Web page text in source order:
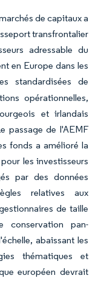
de capitaux a
transfrontalier
adressable du
en Europe dans les
standardisées de
opérationnelles,
et irlandais
passage de l'AEMF
fonds a amélioré la
les investisseurs
par des données
relatives aux
de taille
conservation pan-
abaissant les
thématiques et
européen devrait